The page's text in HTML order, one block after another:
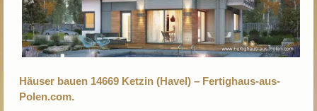
Häuser bauen 14669 Ketzin (Havel) – Fertighaus-aus-
Polen.com.